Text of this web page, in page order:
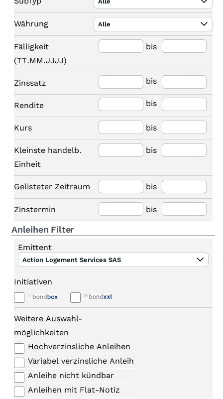
Währung Alle
Fälligkeit
(TT.MM.JJJJ)
bis
Zinssatz bis
Rendite bis
Kurs bis
Kleinste handelb.
Einheit
bis
Gelisteter Zeitraum bis
Zinstermin bis
Anleihen Filter
Emittent
Action Logement Services SAS
Initiativen
Weitere Auswahl-
möglichkeiten
Hochverzinsliche Anleihen
Variabel verzinsliche Anleihen
Anleihe nicht kündbar
Anleihen mit Flat-Notiz